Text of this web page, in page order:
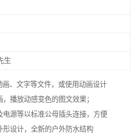
生
画、文字等文件，或使用动画设计
播放动感变色的图文效果；
电源等以标准公母插头连接，方便
形设计，全新的户外防水结构